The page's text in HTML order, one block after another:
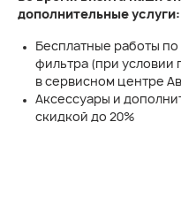
дополнительные услуги:
Бесплатные работы
фильтра (при условии
в сервисном центре
Аксессуары и
скидкой до 20%